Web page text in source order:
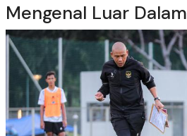
Mengenal Luar Dalam